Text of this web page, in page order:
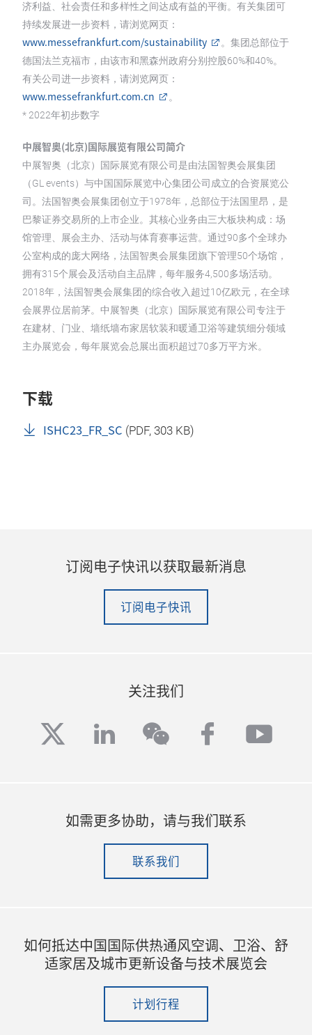
济利益、社会责任和多样性之间达成有益的平衡。有关集团可
持续发展进一步资料，请浏览网页：
www.messefrankfurt.com/sustainability
。集团总部位于
德国法兰克福市，由该市和黑森州政府分别控股60%和40%。
有关公司进一步资料，请浏览网页：
www.messefrankfurt.com.cn
。
* 2022年初步数字
中展智奥(北京)国际展览有限公司简介
中展智奥（北京）国际展览有限公司是由法国智奥会展集团
（GL events）与中国国际展览中心集团公司成立的合资展览公
司。法国智奥会展集团创立于1978年，总部位于法国里昂，是
巴黎证券交易所的上市企业。其核心业务由三大板块构成：场
馆管理、展会主办、活动与体育赛事运营。通过90多个全球办
公室构成的庞大网络，法国智奥会展集团旗下管理50个场馆，
拥有315个展会及活动自主品牌，每年服务4,500多场活动。
2018年，法国智奥会展集团的综合收入超过10亿欧元，在全球
会展界位居前茅。中展智奥（北京）国际展览有限公司专注于
在建材、门业、墙纸墙布家居软装和暖通卫浴等建筑细分领域
主办展览会，每年展览会总展出面积超过70多万平方米。
下载
ISHC23_FR_SC (PDF, 303 KB)
订阅电子快讯以获取最新消息
订阅电子快讯
关注我们
twitterlinkedinwechatfacebook
如需更多协助，请与我们联系
联系我们
如何抵达中国国际供热通风空调、卫浴、舒
适家居及城市更新设备与技术展览会
计划行程